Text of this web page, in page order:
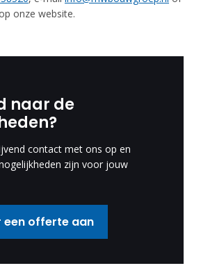
onze website.
naar de
contact met ons op en
zijn voor jouw
een offerte aan